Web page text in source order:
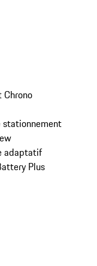
Chrono
stationnement
adaptatif
Plus